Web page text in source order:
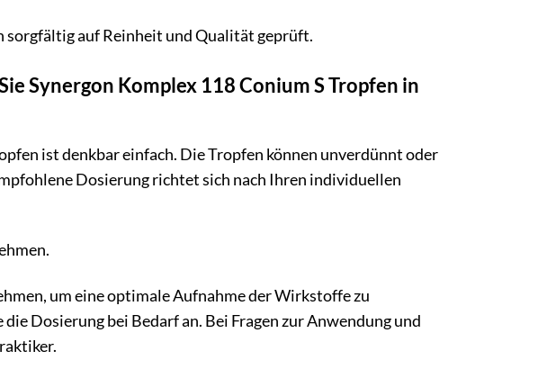
auf Reinheit und Qualität geprüft.
Synergon Komplex 118 Conium S Tropfen in
ist denkbar einfach. Die Tropfen können unverdünnt oder
Dosierung richtet sich nach Ihren individuellen
um eine optimale Aufnahme der Wirkstoffe zu
Dosierung bei Bedarf an. Bei Fragen zur Anwendung und